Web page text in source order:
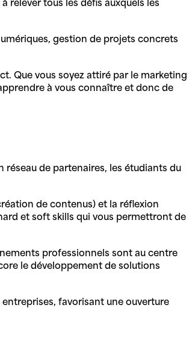
gestion de projets concrets
Que vous soyez attiré par le marketing
à vous connaître et donc de
réseau de partenaires, les étudiants du
de contenus) et la réflexion
et soft skills qui vous permettront de
professionnels sont au centre
le développement de solutions
favorisant une ouverture